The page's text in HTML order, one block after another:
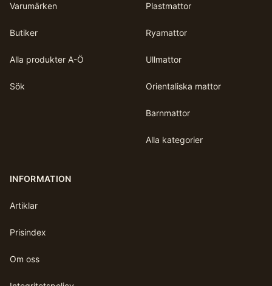
Varumärken
Butiker
Alla produkter A-Ö
Sök
Plastmattor
Ryamattor
Ullmattor
Orientaliska mattor
Barnmattor
Alla kategorier
INFORMATION
Artiklar
Prisindex
Om oss